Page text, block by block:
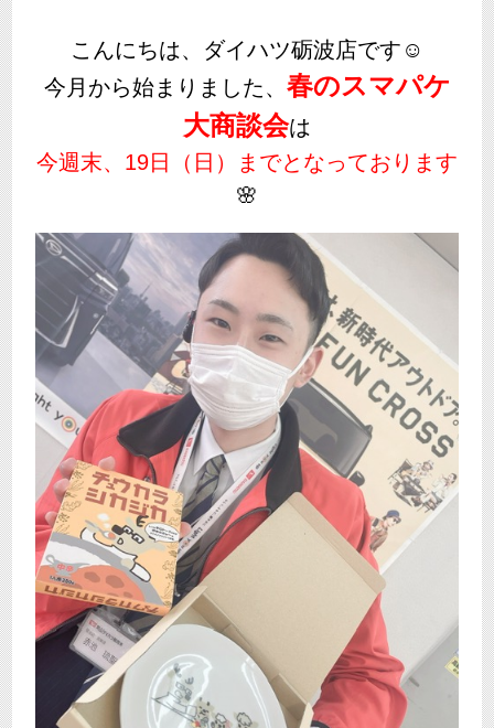
こんにちは、ダイハツ砺波店です☺
今月から始まりました、 春のスマパケ
大商談会は
今週末、19日（日）
までとなっております
🌸